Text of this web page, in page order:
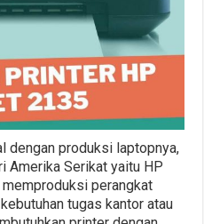
dengan produksi laptopnya,
Amerika Serikat yaitu HP
perangkat
tugas kantor atau